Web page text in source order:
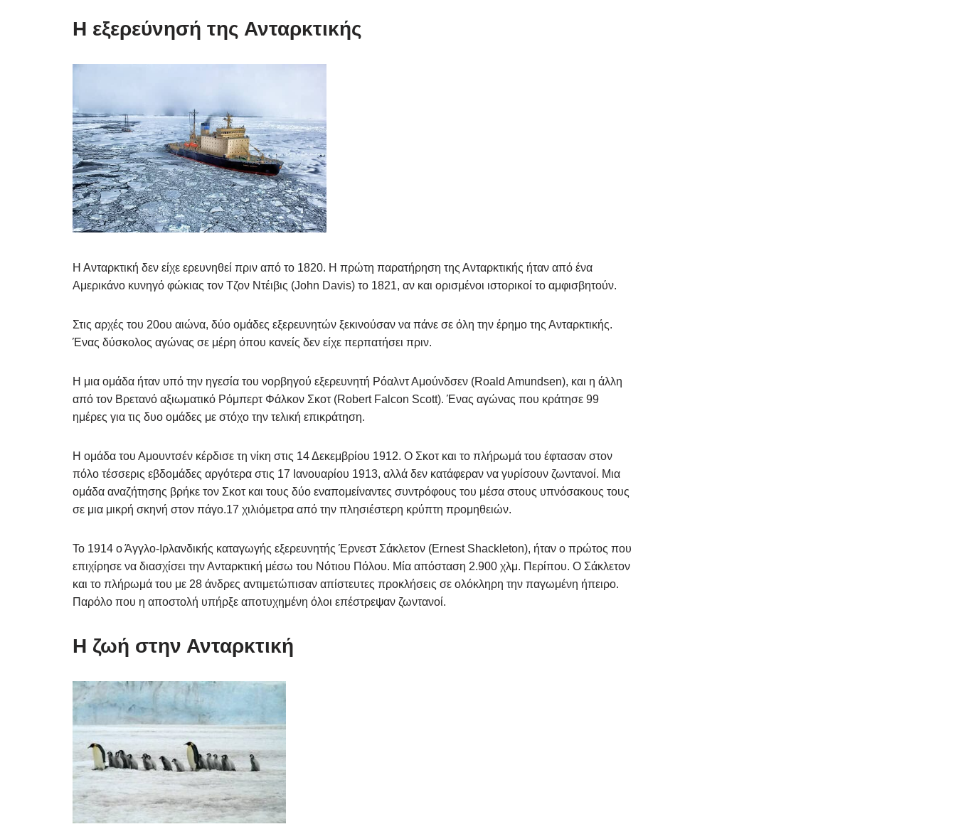
Η εξερεύνησή της Ανταρκτικής
Η Ανταρκτική δεν είχε ερευνηθεί πριν από το 1820. Η πρώτη παρατήρηση της Ανταρκτικής ήταν από ένα
Αμερικάνο κυνηγό φώκιας τον Τζον Ντέιβις (John Davis) το 1821, αν και ορισμένοι ιστορικοί το αμφισβητούν.
Στις αρχές του 20ου αιώνα, δύο ομάδες εξερευνητών ξεκινούσαν να πάνε σε όλη την έρημο της Ανταρκτικής.
Ένας δύσκολος αγώνας σε μέρη όπου κανείς δεν είχε περπατήσει πριν.
Η μια ομάδα ήταν υπό την ηγεσία του νορβηγού εξερευνητή Ρόαλντ Αμούνδσεν (Roald Amundsen), και η άλλη
από τον Βρετανό αξιωματικό Ρόμπερτ Φάλκον Σκοτ (Robert Falcon Scott). Ένας αγώνας που κράτησε 99
ημέρες για τις δυο ομάδες με στόχο την τελική επικράτηση.
Η ομάδα του Αμουντσέν κέρδισε τη νίκη στις 14 Δεκεμβρίου 1912. Ο Σκοτ ​​και το πλήρωμά του έφτασαν στον
πόλο τέσσερις εβδομάδες αργότερα στις 17 Ιανουαρίου 1913, αλλά δεν κατάφεραν να γυρίσουν ζωντανοί. Μια
ομάδα αναζήτησης βρήκε τον Σκοτ και τους δύο εναπομείναντες συντρόφους του μέσα στους υπνόσακους τους
σε μια μικρή σκηνή στον πάγο.17 χιλιόμετρα από την πλησιέστερη κρύπτη προμηθειών.
Το 1914 ο Άγγλο-Ιρλανδικής καταγωγής εξερευνητής Έρνεστ Σάκλετον (Ernest Shackleton), ήταν ο πρώτος που
επιχίρησε να διασχίσει την Ανταρκτική μέσω του Νότιου Πόλου. Μία απόσταση 2.900 χλμ. Περίπου. Ο Σάκλετον
και το πλήρωμά του με 28 άνδρες αντιμετώπισαν απίστευτες προκλήσεις σε ολόκληρη την παγωμένη ήπειρο.
Παρόλο που η αποστολή υπήρξε αποτυχημένη όλοι επέστρεψαν ζωντανοί.
Η ζωή στην Ανταρκτική